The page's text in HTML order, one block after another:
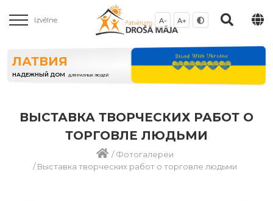
Izvēlne A- A+
ЛАТВИЯ
НАДЕЖНЫЙ ДОМ ДЛЯ РАЗНЫХ ЛЮДЕЙ
ВЫСТАВКА ТВОРЧЕСКИХ РАБОТ О
ТОРГОВЛЕ ЛЮДЬМИ
/Фотогалереи
/Выставка творческих работ о торговле людьми